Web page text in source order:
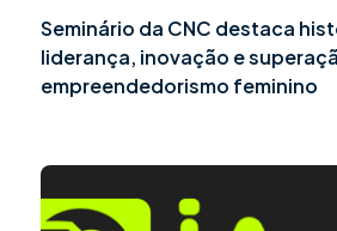
Seminário da CNC destaca
liderança, inovação e
empreendedorismo feminino